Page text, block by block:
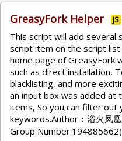
GreasyFork Helper JS
This script will add several
script item on the script
home page of GreasyFork
such as direct installation,
blacklisting, and more
an input box was added
items, So you can filter out
keywords.Author：浴火凤
Group Number:194885662)